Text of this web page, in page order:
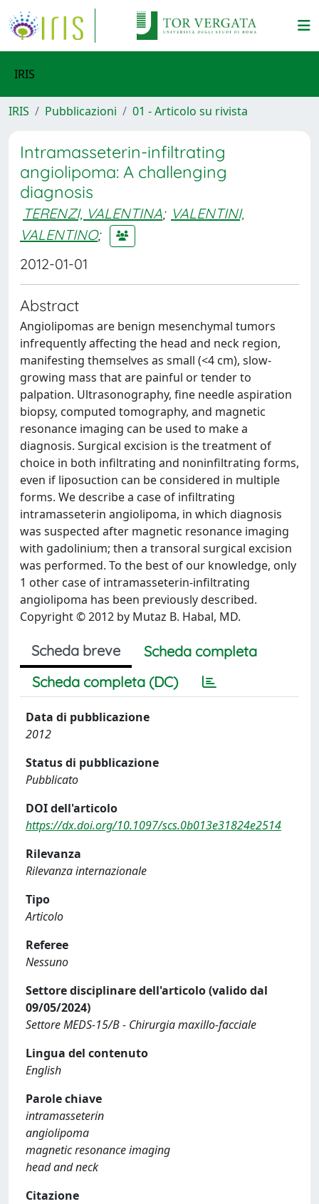
IRIS
IRIS Pubblicazioni 01 - Articolo su rivista
Intramasseterin-infiltrating
angiolipoma: A challenging
diagnosis
TERENZI, VALENTINA; VALENTINI,
VALENTINO;
2012-01-01
Abstract
Angiolipomas are benign mesenchymal tumors
infrequently affecting the head and neck region,
manifesting themselves as small (<4 cm), slow-
growing mass that are painful or tender to
palpation. Ultrasonography, fine needle aspiration
biopsy, computed tomography, and magnetic
resonance imaging can be used to make a
diagnosis. Surgical excision is the treatment of
choice in both infiltrating and noninfiltrating forms,
even if liposuction can be considered in multiple
forms. We describe a case of infiltrating
intramasseterin angiolipoma, in which diagnosis
was suspected after magnetic resonance imaging
with gadolinium; then a transoral surgical excision
was performed. To the best of our knowledge, only
1 other case of intramasseterin-infiltrating
angiolipoma has been previously described.
Copyright © 2012 by Mutaz B. Habal, MD.
Scheda breve
Scheda completa
Scheda completa (DC)
Data di pubblicazione
2012
Status di pubblicazione
Pubblicato
DOI dell'articolo
https://dx.doi.org/10.1097/scs.0b013e31824e2514
Rilevanza
Rilevanza internazionale
Tipo
Articolo
Referee
Nessuno
Settore disciplinare dell'articolo (valido dal
09/05/2024)
Settore MEDS-15/B - Chirurgia maxillo-facciale
Lingua del contenuto
English
Parole chiave
intramasseterin
angiolipoma
magnetic resonance imaging
head and neck
Citazione